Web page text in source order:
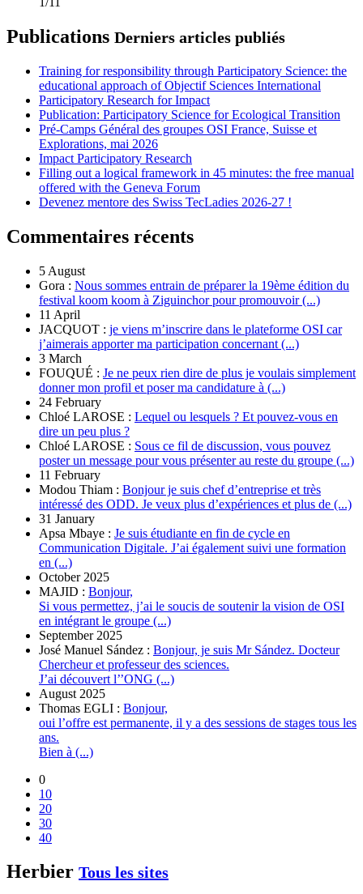
Publications Derniers articles publiés
Training for responsibility through Participatory Science: the
educational approach of Objectif Sciences International
Participatory Research for Impact
Publication: Participatory Science for Ecological Transition
Pré-Camps Général des groupes OSI France, Suisse et
Explorations, mai 2026
Impact Participatory Research
Filling out a logical framework in 45 minutes: the free manual
offered with the Geneva Forum
Devenez mentore des Swiss TecLadies 2026-27 !
Commentaires récents
5 August
Gora : Nous sommes entrain de préparer la 19ème édition du
festival koom koom à Ziguinchor pour promouvoir (...)
11 April
JACQUOT : je viens m’inscrire dans le plateforme OSI car
j’aimerais apporter ma participation concernant (...)
3 March
FOUQUÉ : Je ne peux rien dire de plus je voulais simplement
donner mon profil et poser ma candidature à (...)
24 February
Chloé LAROSE : Lequel ou lesquels ? Et pouvez-vous en
dire un peu plus ?
Chloé LAROSE : Sous ce fil de discussion, vous pouvez
poster un message pour vous présenter au reste du groupe (...)
11 February
Modou Thiam : Bonjour je suis chef d’entreprise et très
intéressé des ODD. Je veux plus d’expériences et plus de (...)
31 January
Apsa Mbaye : Je suis étudiante en fin de cycle en
Communication Digitale. J’ai également suivi une formation
en (...)
October 2025
MAJID : Bonjour,
Si vous permettez, j’ai le soucis de soutenir la vision de OSI
en intégrant le groupe (...)
September 2025
José Manuel Sández : Bonjour, je suis Mr Sández. Docteur
Chercheur et professeur des sciences.
J’ai découvert l’’ONG (...)
August 2025
Thomas EGLI : Bonjour,
oui l’offre est permanente, il y a des sessions de stages tous les
ans.
Bien à (...)
0
10
20
30
40
Herbier Tous les sites